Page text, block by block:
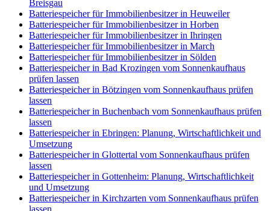
Breisgau
Batteriespeicher für Immobilienbesitzer in Heuweiler
Batteriespeicher für Immobilienbesitzer in Horben
Batteriespeicher für Immobilienbesitzer in Ihringen
Batteriespeicher für Immobilienbesitzer in March
Batteriespeicher für Immobilienbesitzer in Sölden
Batteriespeicher in Bad Krozingen vom Sonnenkaufhaus
prüfen lassen
Batteriespeicher in Bötzingen vom Sonnenkaufhaus prüfen
lassen
Batteriespeicher in Buchenbach vom Sonnenkaufhaus prüfen
lassen
Batteriespeicher in Ebringen: Planung, Wirtschaftlichkeit und
Umsetzung
Batteriespeicher in Glottertal vom Sonnenkaufhaus prüfen
lassen
Batteriespeicher in Gottenheim: Planung, Wirtschaftlichkeit
und Umsetzung
Batteriespeicher in Kirchzarten vom Sonnenkaufhaus prüfen
lassen